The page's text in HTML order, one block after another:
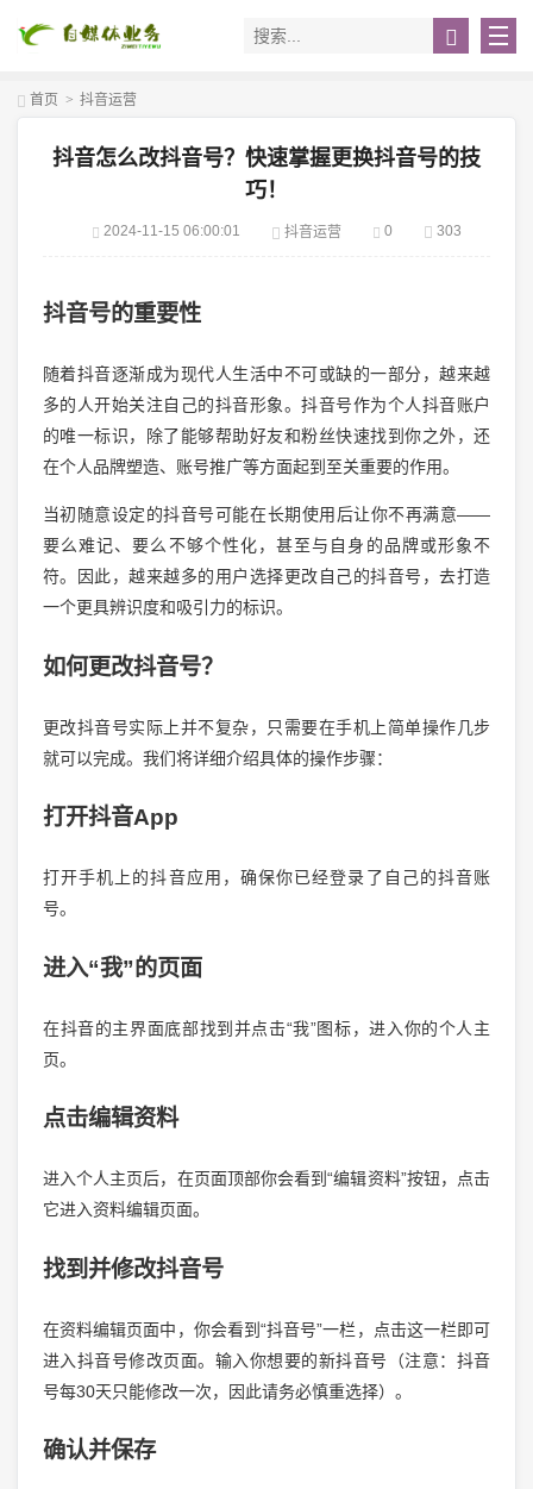
首页 > 抖音运营
抖音怎么改抖音号？快速掌握更换抖音号的技
巧！
2024-11-15 06:00:01 抖音运营 0 303
抖音号的重要性
随着抖音逐渐成为现代人生活中不可或缺的一部分，越来越
多的人开始关注自己的抖音形象。抖音号作为个人抖音账户
的唯一标识，除了能够帮助好友和粉丝快速找到你之外，还
在个人品牌塑造、账号推广等方面起到至关重要的作用。
当初随意设定的抖音号可能在长期使用后让你不再满意——
要么难记、要么不够个性化，甚至与自身的品牌或形象不
符。因此，越来越多的用户选择更改自己的抖音号，去打造
一个更具辨识度和吸引力的标识。
如何更改抖音号？
更改抖音号实际上并不复杂，只需要在手机上简单操作几步
就可以完成。我们将详细介绍具体的操作步骤：
打开抖音App
打开手机上的抖音应用，确保你已经登录了自己的抖音账
号。
进入“我”的页面
在抖音的主界面底部找到并点击“我”图标，进入你的个人主
页。
点击编辑资料
进入个人主页后，在页面顶部你会看到“编辑资料”按钮，点击
它进入资料编辑页面。
找到并修改抖音号
在资料编辑页面中，你会看到“抖音号”一栏，点击这一栏即可
进入抖音号修改页面。输入你想要的新抖音号（注意：抖音
号每30天只能修改一次，因此请务必慎重选择）。
确认并保存